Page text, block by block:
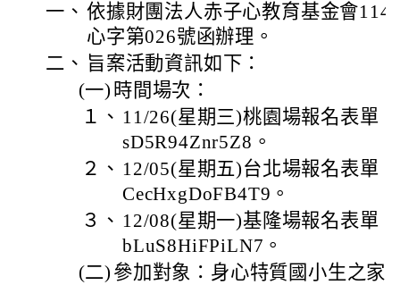
一、 依據財團法人赤子心教育基金會114
心字第026號函辦理。
二、 旨案活動資訊如下：
(一) 時間場次：
１、 11/26(星期三)桃園場報名表單
sD5R94Znr5Z8。
２、 12/05(星期五)台北場報名表單
CecHxgDoFB4T9。
３、 12/08(星期一)基隆場報名表單
bLuS8HiFPiLN7。
(二) 參加對象：身心特質國小生之家